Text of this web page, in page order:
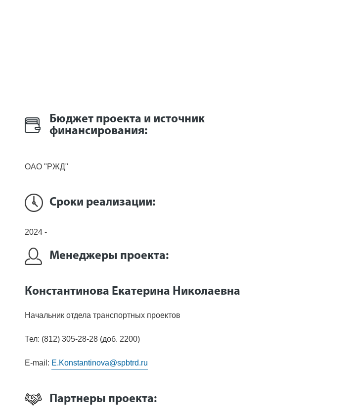
Бюджет проекта и источник
финансирования:
ОАО "РЖД"
Сроки реализации:
2024 -
Менеджеры проекта:
Константинова Екатерина Николаевна
Начальник отдела транспортных проектов
Тел: (812) 305-28-28 (доб. 2200)
E-mail: E.Konstantinova@spbtrd.ru
Партнеры проекта: